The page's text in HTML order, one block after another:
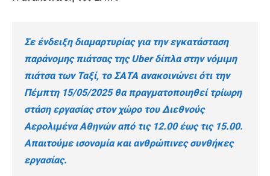
Σε ένδειξη διαμαρτυρίας για την εγκατάσταση
παράνομης πιάτσας της Uber δίπλα στην νόμιμη
πιάτσα των Ταξί, το ΣΑΤΑ ανακοινώνει ότι την
Πέμπτη 15/05/2025 θα πραγματοποιηθεί τρίωρη
στάση εργασίας στον χώρο του Διεθνούς
Αερολιμένα Αθηνών από τις 12.00 έως τις 15.00.
Απαιτούμε ισονομία και ανθρώπινες συνθήκες
εργασίας.